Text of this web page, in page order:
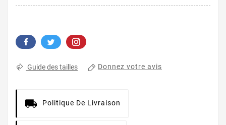
Guide des tailles Donnez votre avis
Politique De Livraison